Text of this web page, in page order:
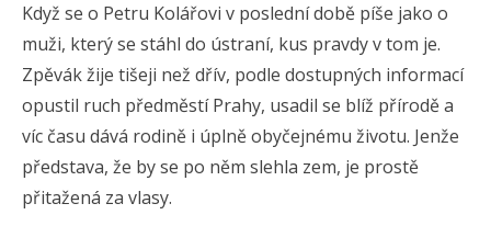
Když se o Petru Kolářovi v poslední době píše jako o
muži, který se stáhl do ústraní, kus pravdy v tom je.
Zpěvák žije tišeji než dřív, podle dostupných informací
opustil ruch předměstí Prahy, usadil se blíž přírodě a
víc času dává rodině i úplně obyčejnému životu. Jenže
představa, že by se po něm slehla zem, je prostě
přitažená za vlasy.